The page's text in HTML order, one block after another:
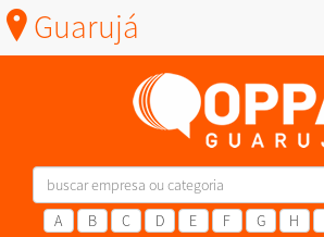
Guarujá
A B C D E F G H